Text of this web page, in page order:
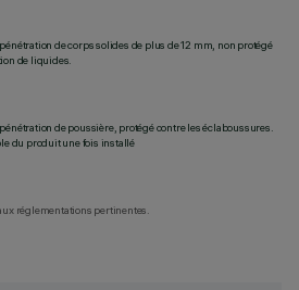
de corps solides de plus de 12 mm, non protégé
de liquides.
de poussière, protégé contre les éclaboussures.
du produit une fois installé
réglementations pertinentes.